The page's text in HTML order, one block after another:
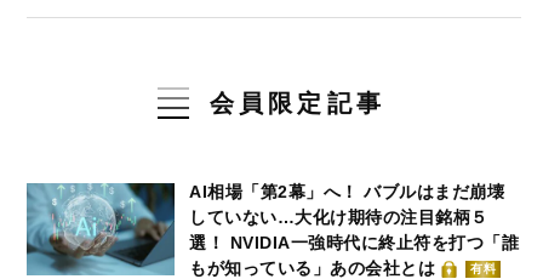
会員限定記事
AI相場「第2幕」へ！ バブルはまだ崩壊
していない…大化け期待の注目銘柄５
選！ NVIDIA一強時代に終止符を打つ「誰
もが知っている」あの会社とは
有料